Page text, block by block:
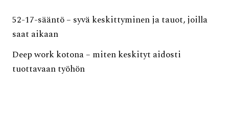
52-17-sääntö – syvä keskittyminen ja tauot, joilla
saat aikaan
Deep work kotona – miten keskityt aidosti
tuottavaan työhön